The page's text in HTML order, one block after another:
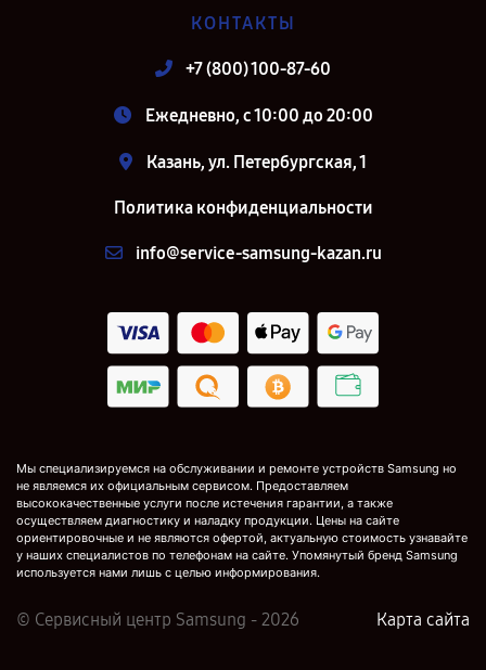
КОНТАКТЫ
+7 (800) 100-87-60
Ежедневно, с 10:00 до 20:00
Казань, ул. Петербургская, 1
Политика конфиденциальности
info@service-samsung-kazan.ru
Мы специализируемся на обслуживании и ремонте устройств Samsung но
не являемся их официальным сервисом. Предоставляем
высококачественные услуги после истечения гарантии, а также
осуществляем диагностику и наладку продукции. Цены на сайте
ориентировочные и не являются офертой, актуальную стоимость узнавайте
у наших специалистов по телефонам на сайте. Упомянутый бренд Samsung
используется нами лишь с целью информирования.
© Сервисный центр Samsung - 2026 Карта сайта